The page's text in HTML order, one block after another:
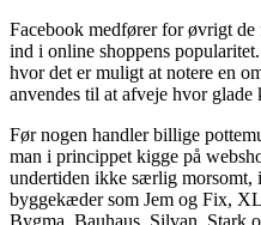
Facebook medfører for øvrigt
ind i online shoppens
hvor det er muligt at notere en
anvendes til at afveje hvor glade
Før nogen handler billige
man i princippet kigge på
undertiden ikke særlig morsomt,
byggekæder som Jem og Fix,
Bygma, Bauhaus, Silvan, Stark